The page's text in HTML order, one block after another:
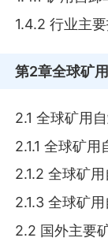
1.4.2 行业主
第2章全球矿
2.1 全球矿用
2.1.1 全球矿
2.1.2 全球矿
2.1.3 全球矿
2.2 国外主要